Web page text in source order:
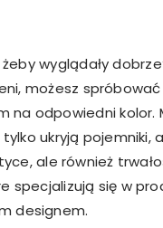
wyglądały
możesz
odpowiedni kolor.
ukryją pojemniki,
ale również
specjalizują się w
designem.